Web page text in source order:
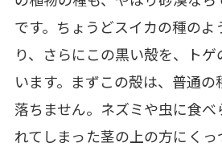
です。ちょうどスイカの種の
り、さらにこの黒い殻を、ト
います。まずこの殻は、普通
落ちません。ネズミや虫に食
れてしまった茎の上の方にく